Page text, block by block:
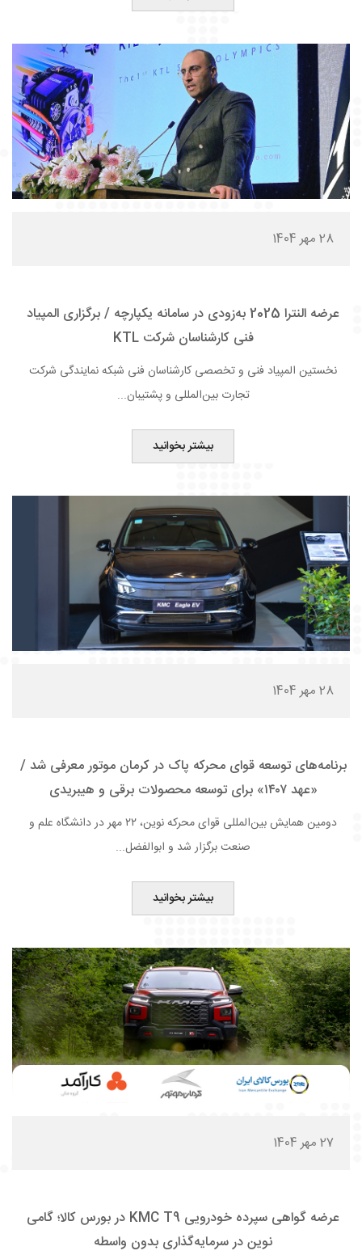
28 مهر 1404
عرضه النترا 2025 به‌زودی در سامانه یکپارچه / برگزاری المپیاد
فنی کارشناسان شرکت KTL
نخستین المپیاد فنی و تخصصی کارشناسان فنی شبکه نمایندگی شرکت
تجارت بین‌المللی و پشتیبان...
بیشتر بخوانید
28 مهر 1404
برنامه‌های توسعه قوای محرکه پاک در کرمان موتور معرفی شد /
«عهد ۱۴۰۷» برای توسعه محصولات برقی و هیبریدی
دومین همایش بین‌المللی قوای محرکه نوین، ٢٢ مهر در دانشگاه علم و
صنعت برگزار شد و ابوالفضل...
بیشتر بخوانید
27 مهر 1404
عرضه گواهی سپرده خودرویی KMC T9 در بورس کالا؛ گامی
نوین در سرمایه‌گذاری بدون واسطه